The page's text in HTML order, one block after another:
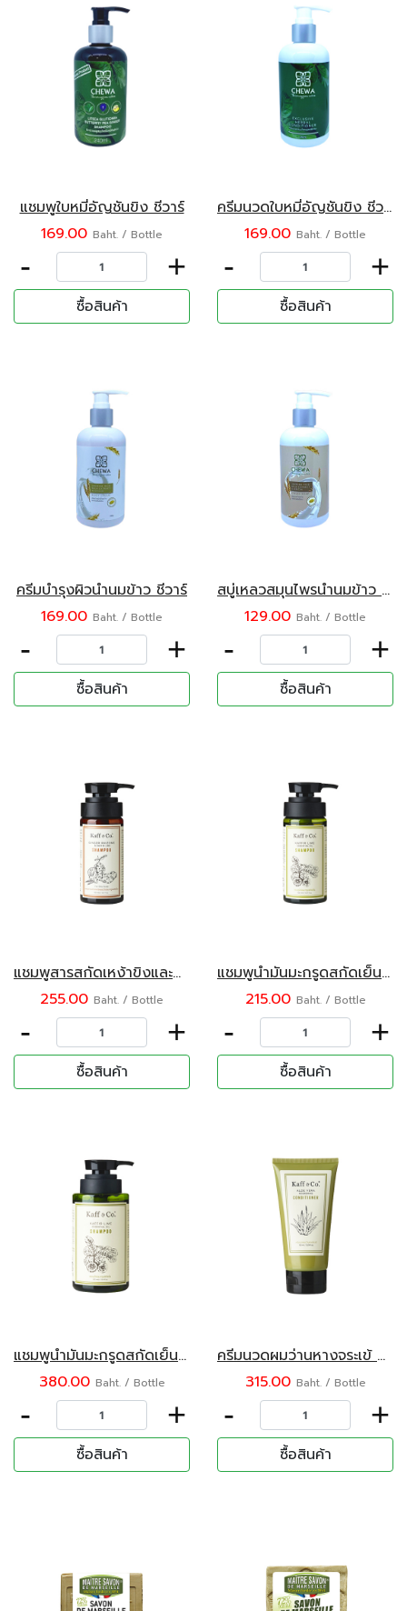
แชมพูใบหมี่อัญชันขิง ชีวาร์
169.00 Baht. / Bottle
- +
ซื้อสินค้า
ครีมนวดใบหมี่อัญชันขิง ชีวาร์
169.00 Baht. / Bottle
- +
ซื้อสินค้า
ครีมบำรุงผิวน้ำนมข้าว ชีวาร์
169.00 Baht. / Bottle
- +
ซื้อสินค้า
สบู่เหลวสมุนไพรน้ำนมข้าว ชีวาร์
129.00 Baht. / Bottle
- +
ซื้อสินค้า
แชมพูสารสกัดเหง้าขิงและน้ำมันมะกรูดสกัดเย็น ตรา Kaff & Co. ขนาด 150 มล.
255.00 Baht. / Bottle
- +
ซื้อสินค้า
แชมพูน้ำมันมะกรูดสกัดเย็น ตรา Kaff & Co. ขนาด 150 มล.
215.00 Baht. / Bottle
- +
ซื้อสินค้า
แชมพูน้ำมันมะกรูดสกัดเย็น ตรา Kaff & Co. ขนาด 300 มล.
380.00 Baht. / Bottle
- +
ซื้อสินค้า
ครีมนวดผมว่านหางจระเข้ สำหรับทุกสภาพเส้นผม ตรา Kaff & Co. ขนาด 155 มล.
315.00 Baht. / Bottle
- +
ซื้อสินค้า